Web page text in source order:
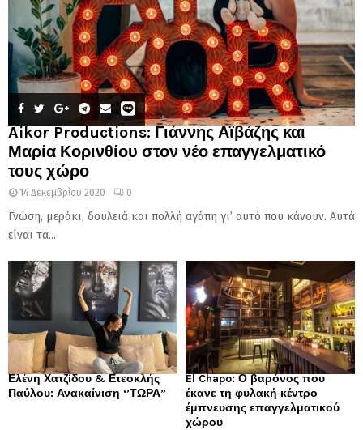
Aikor Productions: Γιάννης Αϊβάζης και
Μαρία Κορινθίου στον νέο επαγγελματικό
τους χώρο
14 Δεκεμβρίου 2020 0
Γνώση, μεράκι, δουλειά και πολλή αγάπη γι’ αυτό που κάνουν. Αυτά
είναι τα...
Ελένη Χατζίδου & Ετεοκλής
Παύλου: Ανακαίνιση ‘’ΤΩΡΑ”
El Chapo: Ο βαρόνος που
έκανε τη φυλακή κέντρο
έμπνευσης επαγγελματικού
χώρου